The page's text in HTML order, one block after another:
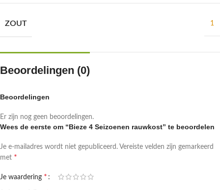
ZOUT 1
Beoordelingen (0)
Beoordelingen
Er zijn nog geen beoordelingen.
Wees de eerste om “Bieze 4 Seizoenen rauwkost” te beoordelen
Je e-mailadres wordt niet gepubliceerd. Vereiste velden zijn gemarkeerd
met *
Je waardering *